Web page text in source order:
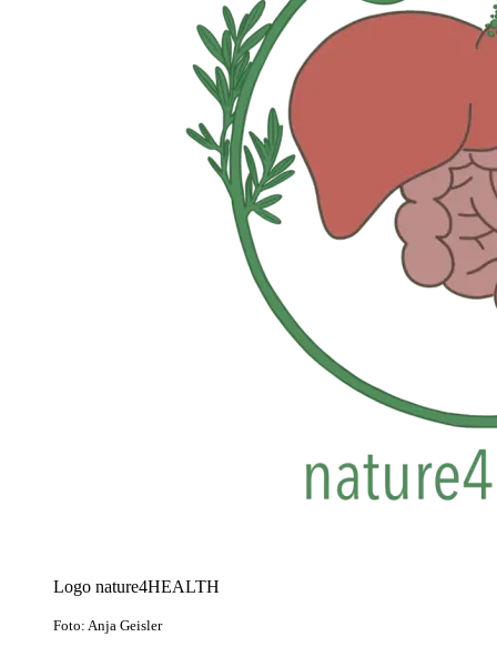
Logo nature4HEALTH
Foto: Anja Geisler